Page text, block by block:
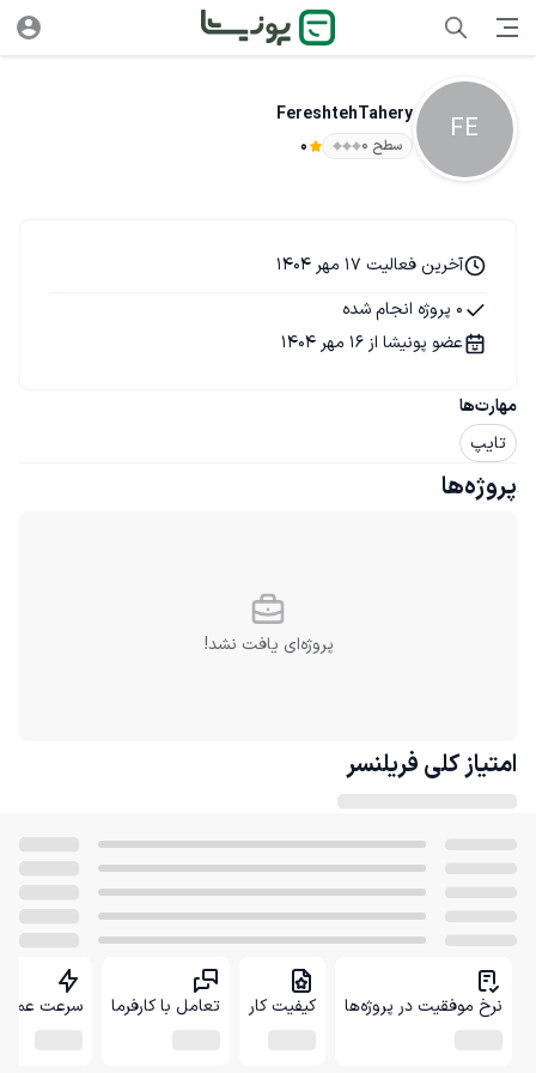
FE
FereshtehTahery
سطح ۰ 0
مهارت‌ها
تایپ
آخرین فعالیت 17 مهر 1404
0 پروژه انجام شده
عضو پونیشا از 16 مهر 1404
پروژه‌ها
پروژه‌ای یافت نشد!
امتیاز کلی فریلنسر
نرخ موفقیت در پروژه‌ها کیفیت کار تعامل با کارفرما سرعت عمل